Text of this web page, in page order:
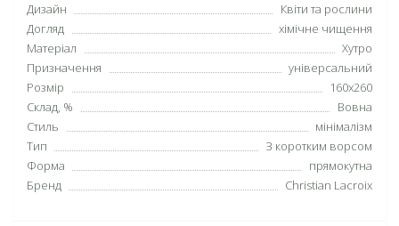
Дизайн
Квіти та рослини
Догляд
хімічне чищення
Матеріал
Хутро
Призначення
універсальний
Розмір
160х260
Склад, %
Вовна
Стиль
мінімалізм
Тип
З коротким ворсом
Форма
прямокутна
Бренд
Christian Lacroix